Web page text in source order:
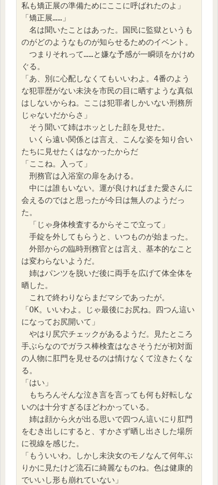
私も矯正展の準備ためにここに呼ばれたのよ」
「矯正展……」
名は聞いたことはあった。国民に監獄というも
のがどのようなものが知らせるためのイベント。
つまりそれって……と嫌な予感が一瞬頭をかけめ
ぐる。
「あ、別に心配しなくてもいいわよ。4番のよう
な犯罪歴がない未決を市民の目に晒すような真似
はしないからね。ここは犯罪者しかいない刑務所
じゃないだからさ」
そう聞いて姉はホッとした顔を見せた。
いくら遠い関係とは言え、こんな姿を知り合い
たちに見せたくはなかったからだ
「ここね。入って」
刑務官は入浴室の扉をあける。
中には誰もいない。運が良ければまた愛さんに
会えるのではと思ったが今日は無人のようだっ
た。
「じゃ身体検査するからそこで立って」
手錠を外してもらうと、いつものが始まった。
外部からの臨時刑務官とは言え、基本的なこと
は変わらないようだ。
姉はパンツを脱いだ後に両手を広げて体全体を
晒した。
これで終わりならまだマシであったが。
「OK。いいわよ。じゃ最後にお尻ね。四つん這い
になってお尻開いて」
やはり尻穴チェックがあるようだ。見たところ
手ぶらなのでガラス棒検査はなさそうだが初対面
の人物に肛門を見せるのは情けなくて泣きたくな
る。
「はい」
もちろんそんな泣き言を言っても何も好転しな
いのは十分すぎるほどわかっている。
姉は顔から火が出る思いで四つん這いにり肛門
をむき出しにすると、すかさず晒し出さした場所
に視線を感じた。
「もういいわ。しかし未決女のモノなんて何年ぶ
りかに見たけど流石に綺麗なものね。色は健康的
でいいし形も崩れていない」